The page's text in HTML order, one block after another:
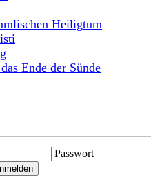
Heiligtum
Ende der Sünde
Passwort